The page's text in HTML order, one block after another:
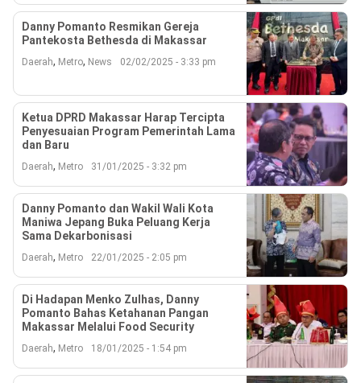
Danny Pomanto Resmikan Gereja
Pantekosta Bethesda di Makassar
Daerah, Metro, News 02/02/2025 - 3:33 pm
Ketua DPRD Makassar Harap Tercipta
Penyesuaian Program Pemerintah Lama
dan Baru
Daerah, Metro 31/01/2025 - 3:32 pm
Danny Pomanto dan Wakil Wali Kota
Maniwa Jepang Buka Peluang Kerja
Sama Dekarbonisasi
Daerah, Metro 22/01/2025 - 2:05 pm
Di Hadapan Menko Zulhas, Danny
Pomanto Bahas Ketahanan Pangan
Makassar Melalui Food Security
Daerah, Metro 18/01/2025 - 1:54 pm